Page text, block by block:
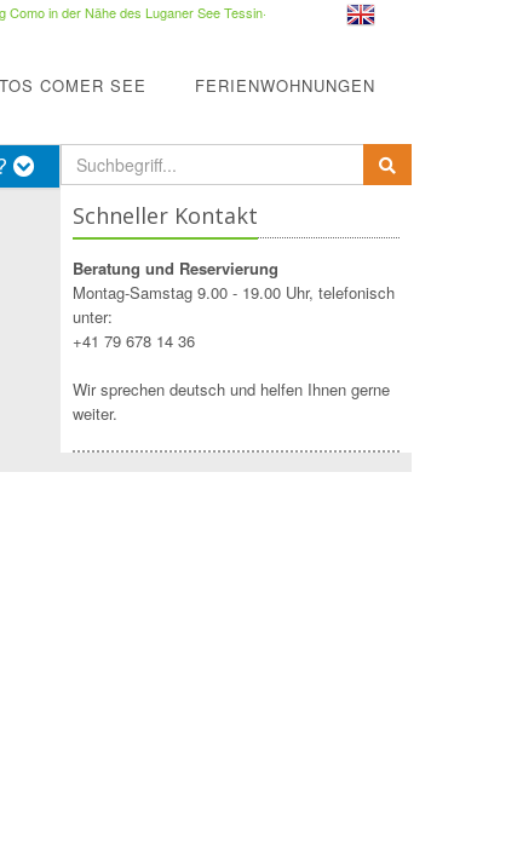
Como in der Nähe des Luganer See Tessin·
COMER SEE FERIENWOHNUNGEN
Schneller Kontakt
Beratung und Reservierung
Montag-Samstag 9.00 - 19.00 Uhr, telefonisch
unter:
+41 79 678 14 36
Wir sprechen deutsch und helfen Ihnen gerne
weiter.